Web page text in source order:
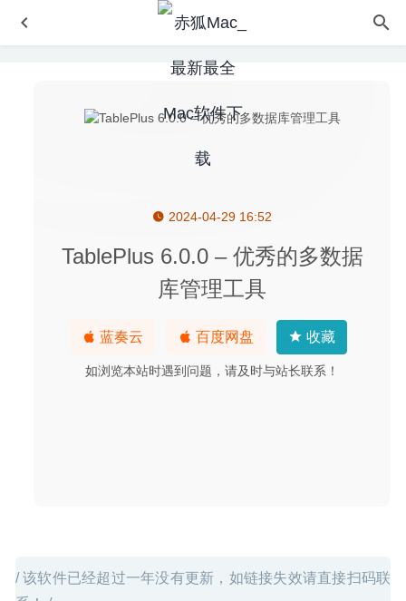
2024-04-29 16:52
TablePlus 6.0.0 – 优秀的多数据
库管理工具
蓝奏云 百度网盘 收藏
如浏览本站时遇到问题，请及时与站长联系！
/ 该软件已经超过一年没有更新，如链接失效请直接扫码联
Amadeus Pro 2.7.3 (2374) for Mac中文版-多音轨音频编辑
Professional Recorder & Editor 7.0.8 中文版-专业的录音机
2024-03-09
App Cleaner & Uninstaller Pro 7.0 中文版-软件深度清理卸
2020-06-21